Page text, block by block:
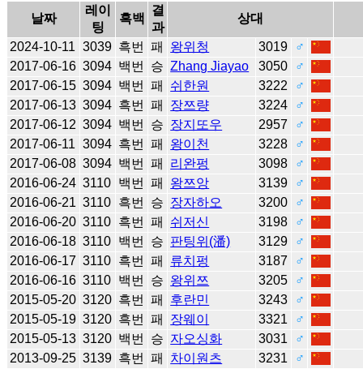
날짜
레이
팅
흑백
결
과
상대
2024-10-11 3039 흑번 패 왕위청 3019
♂
2017-06-16 3094 백번 승 Zhang Jiayao 3050
♂
2017-06-15 3094 백번 패 쉬한원 3222
♂
2017-06-13 3094 흑번 패 장쯔량 3224
♂
2017-06-12 3094 백번 승 장지또우 2957
♂
2017-06-11 3094 흑번 패 왕이천 3228
♂
2017-06-08 3094 백번 패 리완펑 3098
♂
2016-06-24 3110 백번 패 왕쯔앙 3139
♂
2016-06-21 3110 흑번 승 장자하오 3200
♂
2016-06-20 3110 흑번 패 쉬저신 3198
♂
2016-06-18 3110 백번 승 판팅위(潘) 3129
♂
2016-06-17 3110 흑번 패 류치펑 3187
♂
2016-06-16 3110 백번 승 왕위쯔 3205
♂
2015-05-20 3120 흑번 패 후란민 3243
♂
2015-05-19 3120 흑번 패 장웨이 3321
♂
2015-05-13 3120 백번 승 자오싱화 3031
♂
2013-09-25 3139 흑번 패 차이원츠 3231
♂